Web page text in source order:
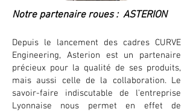
Notre partenaire roues : ASTERION
Depuis le lancement des cadres CURVE
Engineering, Asterion est un partenaire
précieux pour la qualité de ses produits,
mais aussi celle de la collaboration. Le
savoir-faire indiscutable de l'entreprise
Lyonnaise nous permet en effet de